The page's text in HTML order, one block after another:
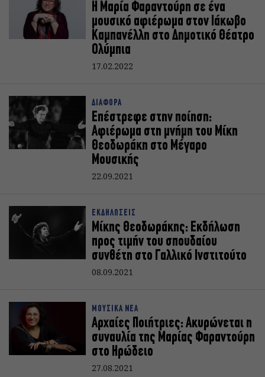
Η Μαρία Φαραντούρη σε ένα
μουσικό αφιέρωμα στον Ιάκωβο
Καμπανέλλη στο Δημοτικό Θέατρο
Ολύμπια
17.02.2022
ΔΙΑΦΟΡΑ
Επέστρεφε στην ποίηση:
Αφιέρωμα στη μνήμη του Μίκη
Θεοδωράκη στο Μέγαρο
Μουσικής
22.09.2021
ΕΚΔΗΛΩΣΕΙΣ
Μίκης Θεοδωράκης: Εκδήλωση
προς τιμήν του σπουδαίου
συνθέτη στο Γαλλικό Ινστιτούτο
08.09.2021
ΜΟΥΣΙΚΑ ΝΕΑ
Αρχαίες Ποιήτριες: Ακυρώνεται η
συναυλία της Μαρίας Φαραντούρη
στο Ηρώδειο
27.08.2021